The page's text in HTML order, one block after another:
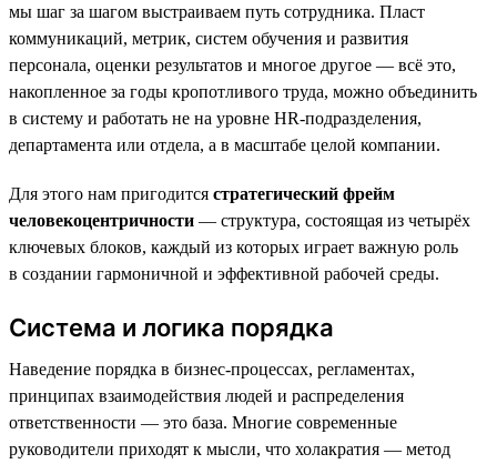
мы шаг за шагом выстраиваем путь сотрудника. Пласт
коммуникаций, метрик, систем обучения и развития
персонала, оценки результатов и многое другое — всё это,
накопленное за годы кропотливого труда, можно объединить
в систему и работать не на уровне HR-подразделения,
департамента или отдела, а в масштабе целой компании.
Для этого нам пригодится стратегический фрейм
человекоцентричности — структура, состоящая из четырёх
ключевых блоков, каждый из которых играет важную роль
в создании гармоничной и эффективной рабочей среды.
Система и логика порядка
Наведение порядка в бизнес-процессах, регламентах,
принципах взаимодействия людей и распределения
ответственности — это база. Многие современные
руководители приходят к мысли, что холакратия — метод